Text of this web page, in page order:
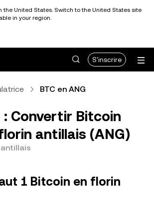
the United States. Switch to the United States site
in your region.
S'inscrire
BTC en ANG
: Convertir Bitcoin
antillais (ANG)
1 Bitcoin en florin